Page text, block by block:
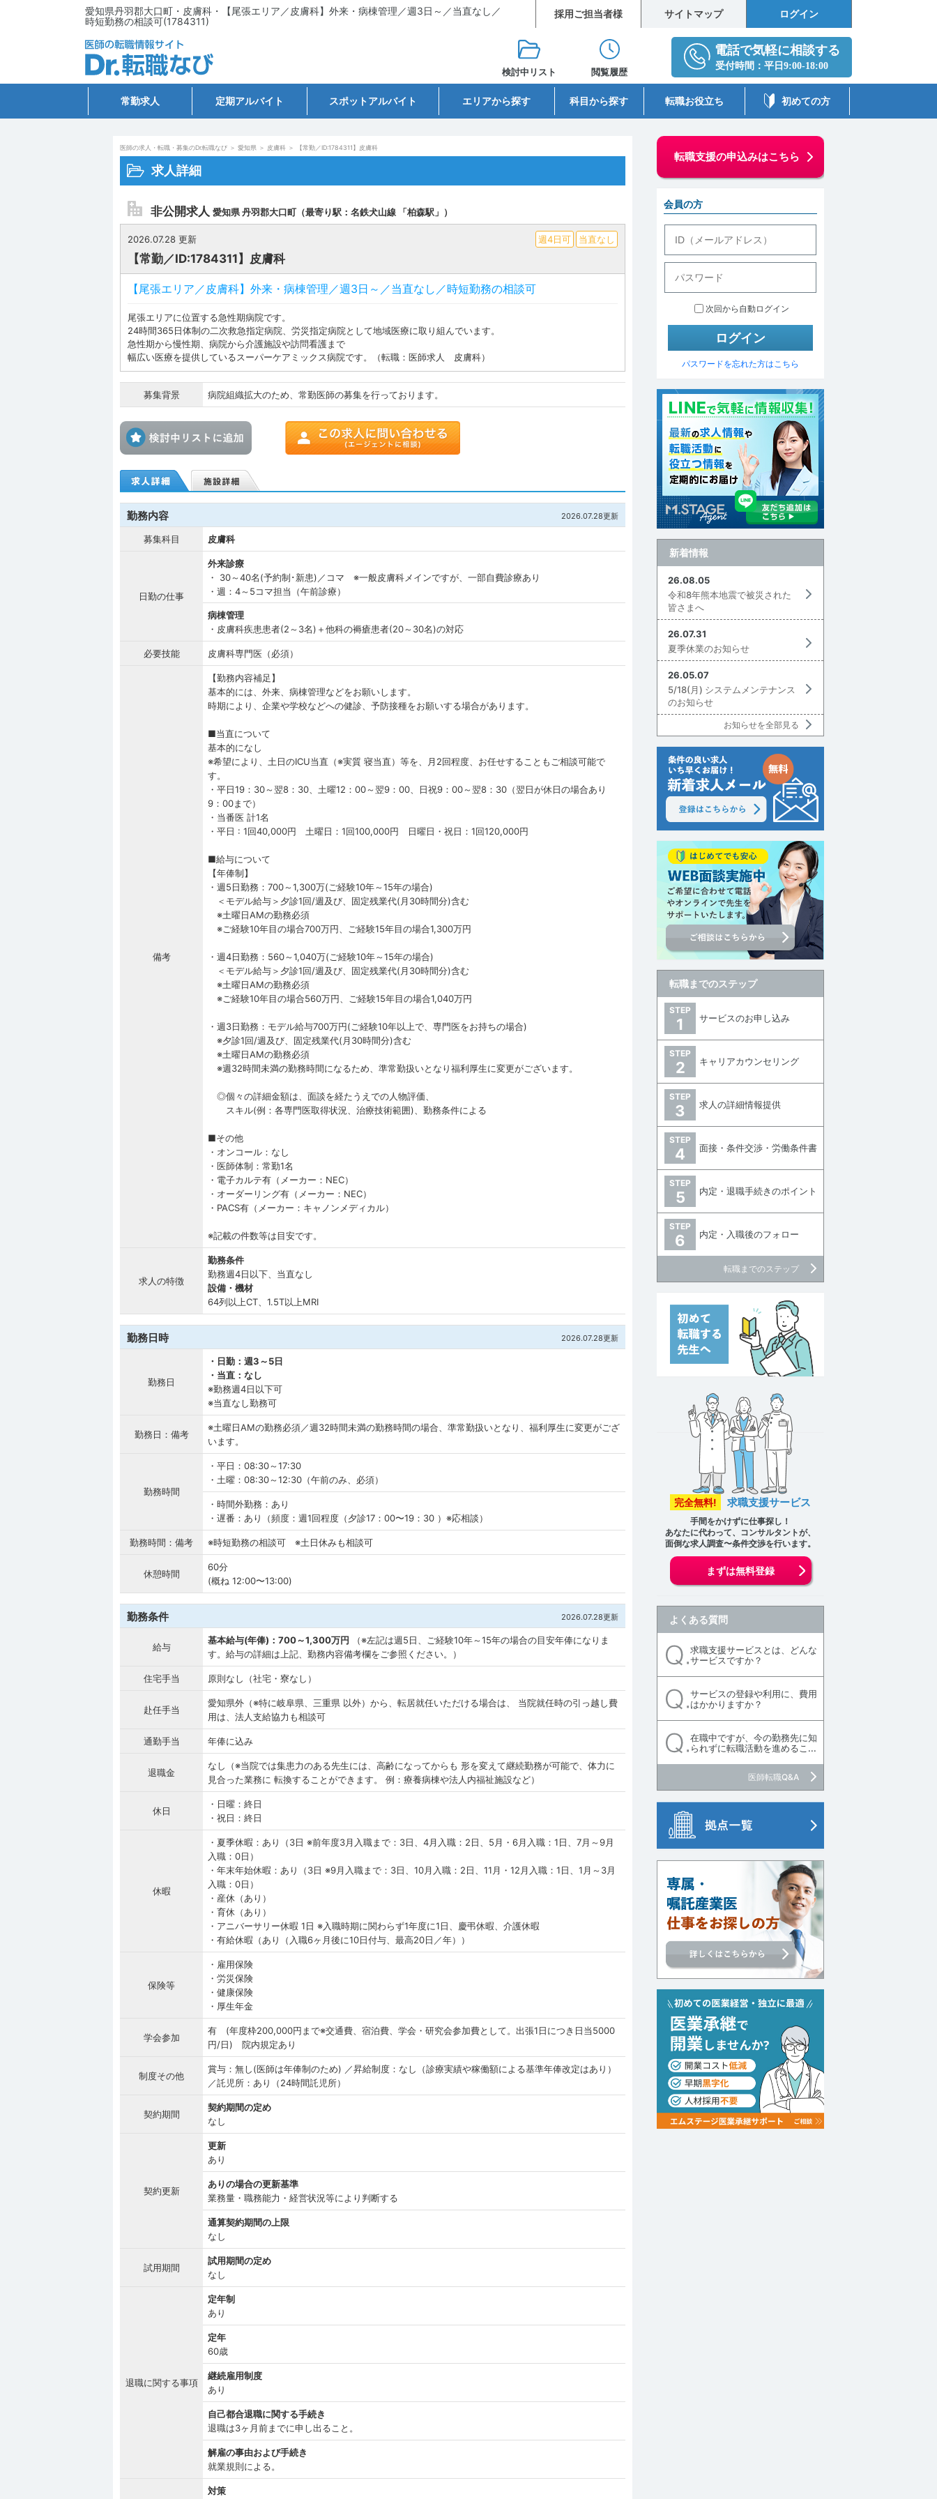
愛知県丹羽郡大口町・皮膚科・【尾張エリア／皮膚科】外来・病棟管理／週3日～／当直なし／
時短勤務の相談可(1784311)
採用ご担当者様 サイトマップ ログイン
検討中リスト 閲覧履歴
常勤求人 定期アルバイト スポットアルバイト エリアから探す 科目から探す 転職お役立ち 初めての方
医師の求人・転職・募集のDr.転職なび ＞ 愛知県 ＞ 皮膚科 ＞ 【常勤／ID:1784311】皮膚科
求人詳細
非公開求人 愛知県 丹羽郡大口町（最寄り駅：名鉄犬山線 「柏森駅」）
2026.07.28 更新 週4日可 当直なし
【常勤／ID:1784311】皮膚科
【尾張エリア／皮膚科】外来・病棟管理／週3日～／当直なし／時短勤務の相談可
尾張エリアに位置する急性期病院です。
24時間365日体制の二次救急指定病院、労災指定病院として地域医療に取り組んでいます。
急性期から慢性期、病院から介護施設や訪問看護まで
幅広い医療を提供しているスーパーケアミックス病院です。（転職：医師求人 皮膚科）
募集背景 病院組織拡大のため、常勤医師の募集を行っております。
検討中リストに追加
勤務内容 2026.07.28更新
募集科目 皮膚科
日勤の仕事
外来診療
・ 30～40名(予約制･新患)／コマ ※一般皮膚科メインですが、一部自費診療あり
・週：4～5コマ担当（午前診療）
病棟管理
・皮膚科疾患患者(2～3名)＋他科の褥瘡患者(20～30名)の対応
必要技能 皮膚科専門医（必須）
備考
【勤務内容補足】
基本的には、外来、病棟管理などをお願いします。
時期により、企業や学校などへの健診、予防接種をお願いする場合があります。
■当直について
基本的になし
※希望により、土日のICU当直（※実質 寝当直）等を、月2回程度、お任せすることもご相談可能で
す。
・平日19：30～翌8：30、土曜12：00～翌9：00、日祝9：00～翌8：30（翌日が休日の場合あり
9：00まで）
・当番医 計1名
・平日 : 1回40,000円 土曜日：1回100,000円 日曜日・祝日：1回120,000円
■給与について
【年俸制】
・週5日勤務：700～1,300万(ご経験10年～15年の場合)
＜モデル給与＞夕診1回/週及び、固定残業代(月30時間分)含む
※土曜日AMの勤務必須
※ご経験10年目の場合700万円、ご経験15年目の場合1,300万円
・週4日勤務：560～1,040万(ご経験10年～15年の場合)
＜モデル給与＞夕診1回/週及び、固定残業代(月30時間分)含む
※土曜日AMの勤務必須
※ご経験10年目の場合560万円、ご経験15年目の場合1,040万円
・週3日勤務：モデル給与700万円(ご経験10年以上で、専門医をお持ちの場合)
※夕診1回/週及び、固定残業代(月30時間分)含む
※土曜日AMの勤務必須
※週32時間未満の勤務時間になるため、準常勤扱いとなり福利厚生に変更がございます。
◎個々の詳細金額は、面談を経たうえでの人物評価、
スキル(例：各専門医取得状況、治療技術範囲)、勤務条件による
■その他
・オンコール：なし
・医師体制：常勤1名
・電子カルテ有（メーカー：NEC）
・オーダーリング有（メーカー：NEC）
・PACS有（メーカー：キャノンメディカル）
※記載の件数等は目安です。
求人の特徴
勤務条件
勤務週4日以下、当直なし
設備・機材
64列以上CT、1.5T以上MRI
勤務日時 2026.07.28更新
勤務日
・日勤：週3～5日
・当直：なし
※勤務週4日以下可
※当直なし勤務可
勤務日：備考
※土曜日AMの勤務必須／週32時間未満の勤務時間の場合、準常勤扱いとなり、福利厚生に変更がござ
います。
勤務時間
・平日：08:30～17:30
・土曜：08:30～12:30（午前のみ、必須）
・時間外勤務：あり
・遅番：あり（頻度：週1回程度（夕診17：00〜19：30 ）※応相談）
勤務時間：備考 ※時短勤務の相談可 ※土日休みも相談可
休憩時間
60分
(概ね 12:00〜13:00)
勤務条件 2026.07.28更新
給与
基本給与(年俸)：700～1,300万円 （※左記は週5日、ご経験10年～15年の場合の目安年俸になりま
す。給与の詳細は上記、勤務内容備考欄をご参照ください。）
住宅手当 原則なし（社宅・寮なし）
赴任手当
愛知県外（※特に岐阜県、三重県 以外）から、転居就任いただける場合は、 当院就任時の引っ越し費
用は、法人支給協力も相談可
通勤手当 年俸に込み
退職金
なし（※当院では集患力のある先生には、高齢になってからも 形を変えて継続勤務が可能で、体力に
見合った業務に 転換することができます。 例：療養病棟や法人内福祉施設など）
休日
・日曜：終日
・祝日：終日
休暇
・夏季休暇：あり（3日 ※前年度3月入職まで：3日、4月入職：2日、5月・6月入職：1日、7月～9月
入職：0日）
・年末年始休暇：あり（3日 ※9月入職まで：3日、10月入職：2日、11月・12月入職：1日、1月～3月
入職：0日）
・産休（あり）
・育休（あり）
・アニバーサリー休暇 1日 ※入職時期に関わらず1年度に1日、慶弔休暇、介護休暇
・有給休暇（あり（入職6ヶ月後に10日付与、最高20日／年））
保険等
・雇用保険
・労災保険
・健康保険
・厚生年金
学会参加
有 (年度枠200,000円まで※交通費、宿泊費、学会・研究会参加費として。出張1日につき日当5000
円/日) 院内規定あり
制度その他
賞与：無し(医師は年俸制のため) ／昇給制度：なし（診療実績や稼働額による基準年俸改定はあり）
／託児所：あり（24時間託児所）
契約期間
契約期間の定め
なし
契約更新
更新
あり
ありの場合の更新基準
業務量・職務能力・経営状況等により判断する
通算契約期間の上限
なし
試用期間
試用期間の定め
なし
退職に関する事項
定年制
あり
定年
60歳
継続雇用制度
あり
自己都合退職に関する手続き
退職は3ヶ月前までに申し出ること。
解雇の事由および手続き
就業規則による。
対策
転職支援の申込みはこちら
会員の方
次回から自動ログイン
パスワードを忘れた方はこちら
新着情報
26.08.05
令和8年熊本地震で被災された
皆さまへ
26.07.31
夏季休業のお知らせ
26.05.07
5/18(月) システムメンテナンス
のお知らせ
お知らせを全部見る
転職までのステップ
STEP
1 サービスのお申し込み
STEP
2 キャリアカウンセリング
STEP
3 求人の詳細情報提供
STEP
4 面接・条件交渉・労働条件書
STEP
5 内定・退職手続きのポイント
STEP
6 内定・入職後のフォロー
転職までのステップ
完全無料! 求職支援サービス
手間をかけずに仕事探し！
あなたに代わって、コンサルタントが、
面倒な求人調査〜条件交渉を行います。
まずは無料登録
よくある質問
求職支援サービスとは、どんな
サービスですか？
サービスの登録や利用に、費用
はかかりますか？
在職中ですが、今の勤務先に知
られずに転職活動を進めるこ...
医師転職Q&A